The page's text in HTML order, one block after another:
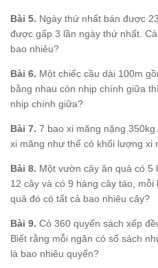
Bài 5. Ngày thứ nhất bán được
được gấp 3 lần ngày thứ nhất.
bao nhiêu?
Bài 6. Một chiếc cầu dài 100m
bằng nhau còn nhịp chính giữa
nhịp chính giữa?
Bài 7. 7 bao xi măng nặng
xi măng như thế có khối lượng xi
Bài 8. Một vườn cây ăn quả có 5
12 cây và có 9 hàng cây táo,
quả đó có tất cả bao nhiêu cây?
Bài 9. Có 360 quyển sách xếp
Biết rằng mỗi ngăn có số sách
là bao nhiêu quyển?